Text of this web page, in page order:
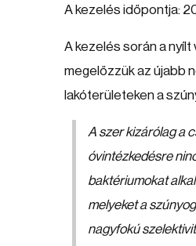
A kezelés időpontja:
A kezelés során a
megelőzzük az újabb
lakóterületeken a
A szer kizárólag a
óvintézkedésre
baktériumokat
melyeket a
nagyfokú